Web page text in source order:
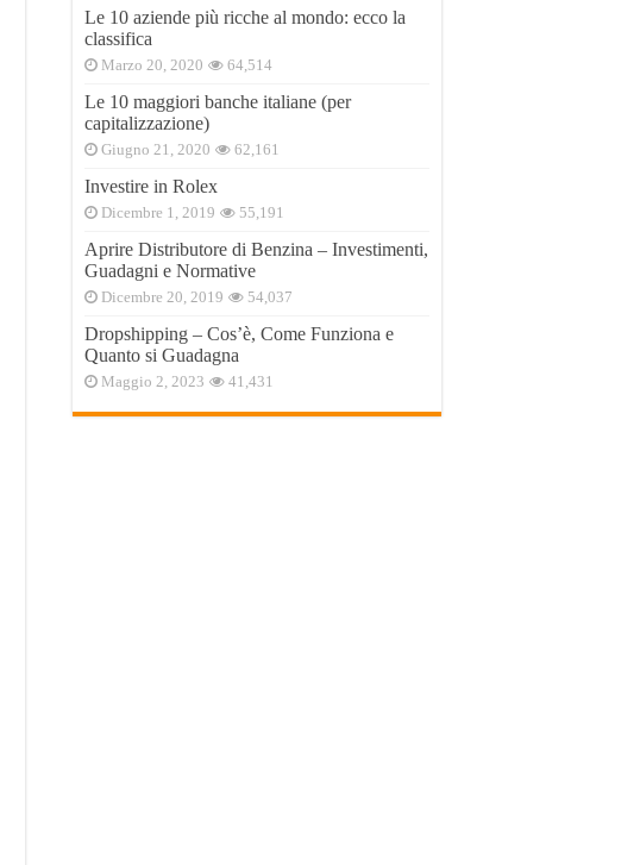
Le 10 aziende più ricche al mondo: ecco la
classifica
Marzo 20, 2020 64,514
Le 10 maggiori banche italiane (per
capitalizzazione)
Giugno 21, 2020 62,161
Investire in Rolex
Dicembre 1, 2019 55,191
Aprire Distributore di Benzina – Investimenti,
Guadagni e Normative
Dicembre 20, 2019 54,037
Dropshipping – Cos’è, Come Funziona e
Quanto si Guadagna
Maggio 2, 2023 41,431